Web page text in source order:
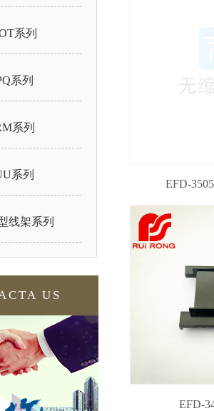
系列
系列
系列
系列
线架系列
US
EFD-
EFD-